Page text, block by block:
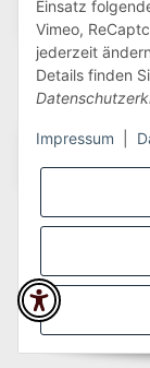
Einsatz
Vimeo,
jederzeit
Details finden
Impressum
Wir versenden
* Alle